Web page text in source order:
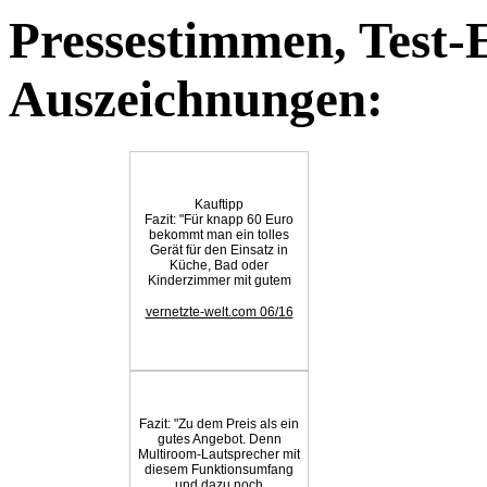
Pressestimmen,
Auszeichnungen:
Kauftipp
Fazit: "Für knapp 60 Euro
bekommt man ein tolles
Gerät für den Einsatz in
Küche, Bad oder
Kinderzimmer mit gutem
vernetzte-welt.com 06/16
Fazit: "Zu dem Preis als ein
gutes Angebot. Denn
Multiroom-Lautsprecher mit
diesem Funktionsumfang